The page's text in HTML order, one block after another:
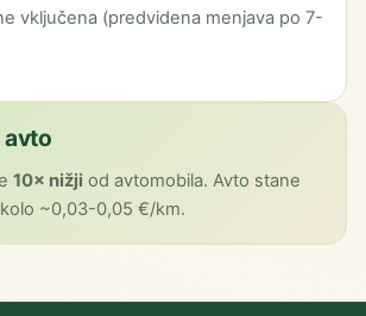
vključena (predvidena menjava po 7-
avto
10× nižji od avtomobila. Avto stane
~0,03-0,05 €/km.